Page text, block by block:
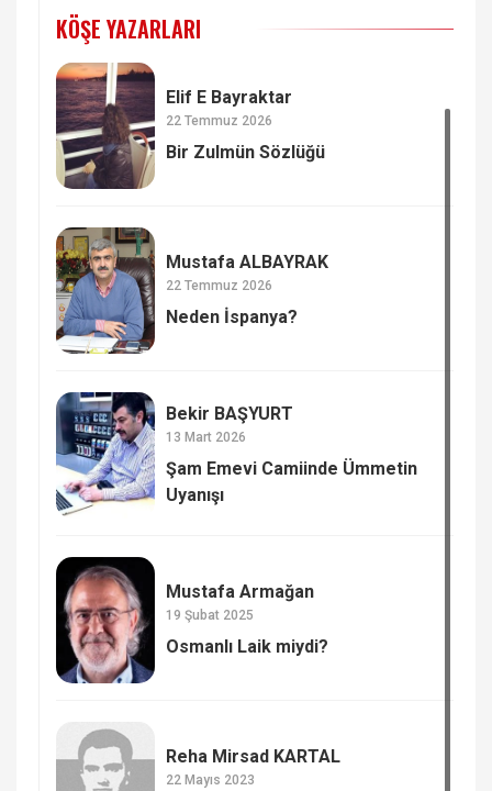
KÖŞE YAZARLARI
Elif E Bayraktar
22 Temmuz 2026
Bir Zulmün Sözlüğü
Mustafa ALBAYRAK
22 Temmuz 2026
Neden İspanya?
Bekir BAŞYURT
13 Mart 2026
Şam Emevi Camiinde Ümmetin
Uyanışı
Mustafa Armağan
19 Şubat 2025
Osmanlı Laik miydi?
Reha Mirsad KARTAL
22 Mayıs 2023